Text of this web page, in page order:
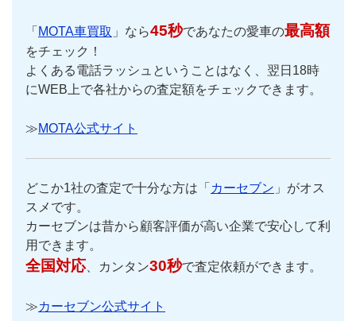
「 MOTA車買取 」なら45秒であなたの愛車の最高額
をチェック！
よくある電話ラッシュということはなく、翌日18時
にWEB上で各社からの査定額をチェックできます。
≫MOTA公式サイト
どこか1社の査定で十分な方は「 カーセブン 」がオス
スメです。
カーセブンは昔から顧客評価が高い企業で安心して利
用できます。
全国対応、カンタン30秒で査定依頼ができます。
≫カーセブン公式サイト